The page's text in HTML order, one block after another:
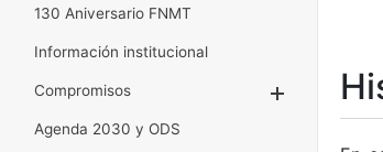
130 Aniversario FNMT
Información institucional
Compromisos
Agenda 2030 y ODS